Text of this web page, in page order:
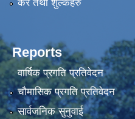
कर तथा शुल्कहरु
Reports
वार्षिक प्रगति प्रतिवेदन
चौमासिक प्रगति प्रतिवेदन
सार्वजनिक सुनुवाई